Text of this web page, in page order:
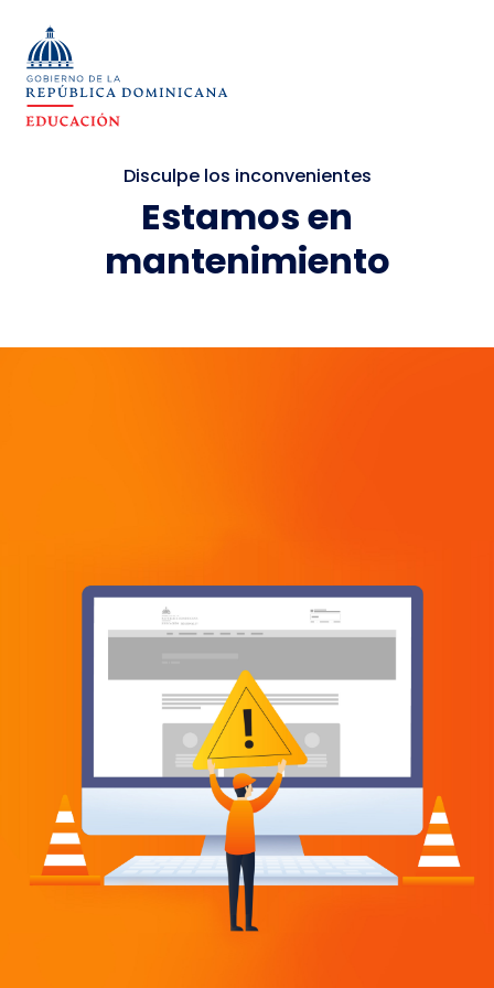
Disculpe los inconvenientes
Estamos en
mantenimiento